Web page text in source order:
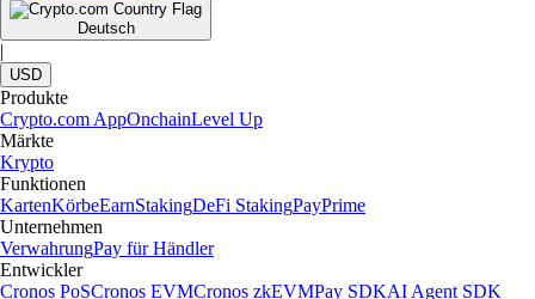
Deutsch
|
USD
Produkte
Crypto.com AppOnchainLevel Up
Märkte
Krypto
Funktionen
KartenKörbeEarnStakingDeFi StakingPayPrime
Unternehmen
VerwahrungPay für Händler
Entwickler
Cronos PoSCronos EVMCronos zkEVMPay SDKAI Agent SDK